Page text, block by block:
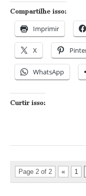
Compartilhe isso:
Imprimir
X
WhatsApp
Curtir isso:
Page 2 of 2 « 1